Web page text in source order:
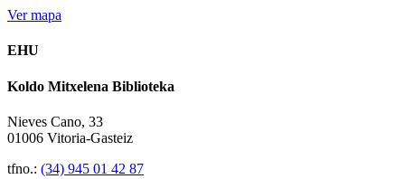
Ver mapa
EHU
Koldo Mitxelena Biblioteka
Nieves Cano, 33
01006 Vitoria-Gasteiz
tfno.: (34) 945 01 42 87